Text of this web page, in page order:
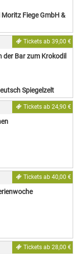
Fiege GmbH &
Tickets ab 39,00 €
der Bar zum Krokodil
Spiegelzelt
Tickets ab 24,90 €
Tickets ab 40,00 €
Tickets ab 28,00 €